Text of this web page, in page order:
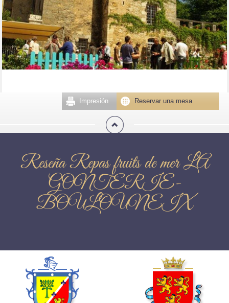
Reservar una mesa
Impresión
Reseña Repas fruits de mer LA
GONTERIE-
BOULOUNEIX